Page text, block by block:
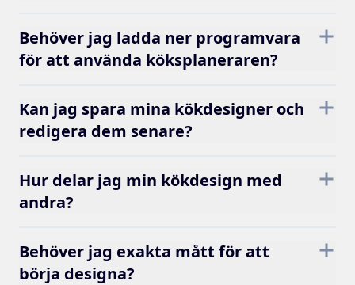
Behöver jag ladda ner programvara
för att använda köksplaneraren?
Kan jag spara mina kökdesigner och
redigera dem senare?
Hur delar jag min kökdesign med
andra?
Behöver jag exakta mått för att
börja designa?